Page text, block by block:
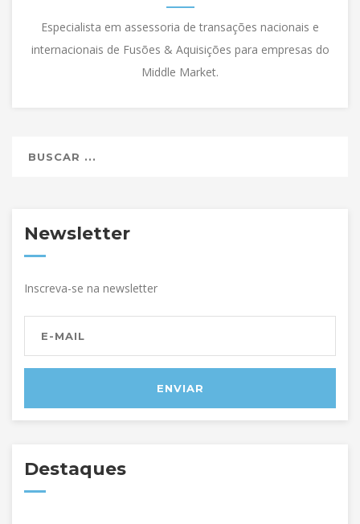
Especialista em assessoria de transações nacionais e
internacionais de Fusões & Aquisições para empresas do
Middle Market.
Newsletter
Inscreva-se na newsletter
Destaques